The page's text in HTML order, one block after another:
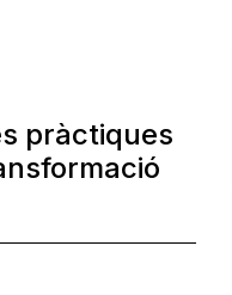
pràctiques